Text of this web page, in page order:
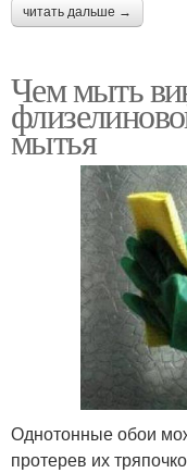
читать дальше →
Чем мыть
мытья
Однотонные обои
протерев их